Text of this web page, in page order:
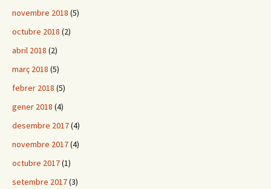
novembre 2018 (5)
octubre 2018 (2)
abril 2018 (2)
març 2018 (5)
febrer 2018 (5)
gener 2018 (4)
desembre 2017(4)
novembre 2017(4)
octubre 2017(1)
setembre 2017(3)